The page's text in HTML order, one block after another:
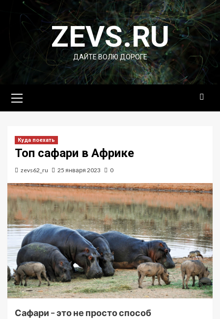
Перейти
содержимомуZEVS.RU
ДАЙТЕ ВОЛЮ ДОРОГЕ
меню
Куда поехать
Топ сафари в Африке
zevs62_ru 25 января 2023 0
Сафари – это не просто способ